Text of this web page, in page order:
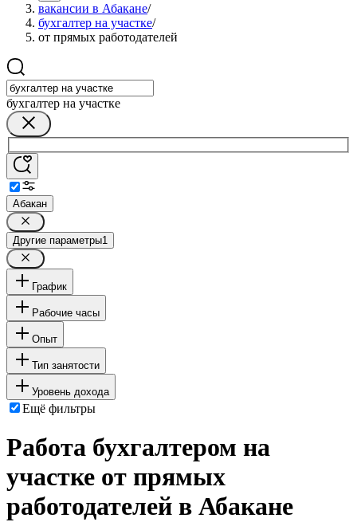
вакансии в Абакане/
бухгалтер на участке/
от прямых работодателей
бухгалтер на участке
Абакан
Другие параметры1
График
Рабочие часы
Опыт
Тип занятости
Уровень дохода
Ещё фильтры
Работа бухгалтером на
участке от прямых
работодателей в Абакане